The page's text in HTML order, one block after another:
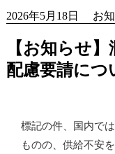
2026年5月18日 お
【お知らせ
配慮要請につ
標記の件、国内で
ものの、供給不安